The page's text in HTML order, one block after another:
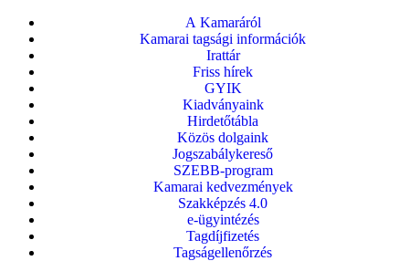
A Kamaráról
Kamarai tagsági információk
Irattár
Friss hírek
GYIK
Kiadványaink
Hirdetőtábla
Közös dolgaink
Jogszabálykereső
SZEBB-program
Kamarai kedvezmények
Szakképzés 4.0
e-ügyintézés
Tagdíjfizetés
Tagságellenőrzés